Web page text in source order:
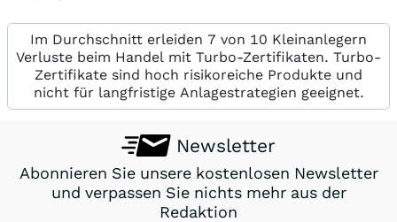
Im Durchschnitt erleiden 7 von 10 Kleinanlegern
Verluste beim Handel mit Turbo-Zertifikaten. Turbo-
Zertifikate sind hoch risikoreiche Produkte und
nicht für langfristige Anlagestrategien geeignet.
Newsletter
Abonnieren Sie unsere kostenlosen Newsletter
und verpassen Sie nichts mehr aus der
Redaktion